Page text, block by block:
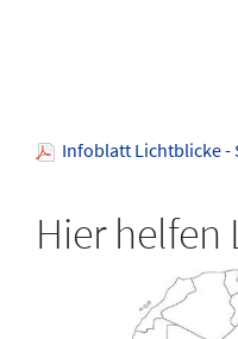
Infoblatt Lichtblicke -
Hier helfen